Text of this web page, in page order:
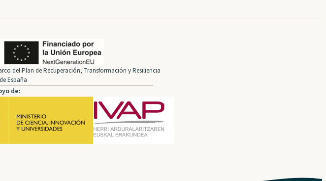
del Plan de Recuperación, Transformación y Resiliencia
España
de: